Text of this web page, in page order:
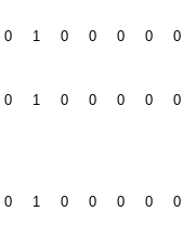
0 1 0 0 0 0 0
0 1 0 0 0 0 0
0 1 0 0 0 0 0